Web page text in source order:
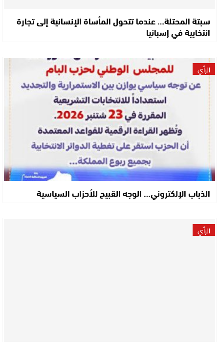
سبتة المحتلة… عندما تتحول المأساة الإنسانية إلى تجارة
انتخابية في إسبانيا
الرأي
الذباب الإلكتروني… الوجه القبيح للأحزاب السياسية
الرأي